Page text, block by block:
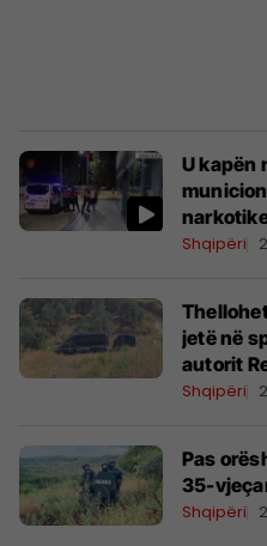
U kapën
në
Shqipëri
jetë në
autorit
Shqipëri
Pas
35-
Shqipëri